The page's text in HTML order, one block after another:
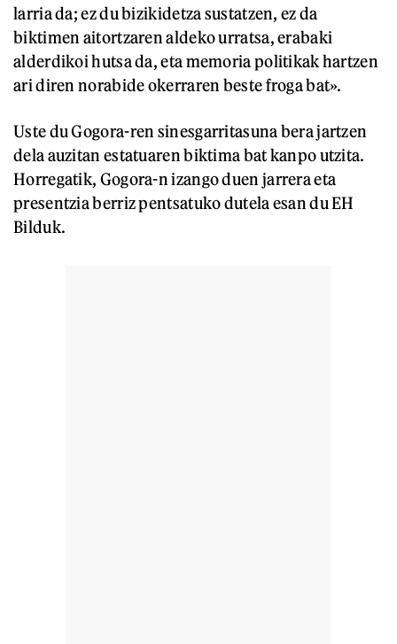
larria da; ez du bizikidetza sustatzen, ez da
biktimen aitortzaren aldeko urratsa, erabaki
alderdikoi hutsa da, eta memoria politikak hartzen
ari diren norabide okerraren beste froga bat».
Uste du Gogora-ren sinesgarritasuna bera jartzen
dela auzitan estatuaren biktima bat kanpo utzita.
Horregatik, Gogora-n izango duen jarrera eta
presentzia berriz pentsatuko dutela esan du EH
Bilduk.